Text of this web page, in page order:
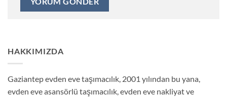
HAKKIMIZDA
Gaziantep evden eve taşımacılık, 2001 yılından bu yana,
evden eve asansörlü taşımacılık, evden eve nakliyat ve